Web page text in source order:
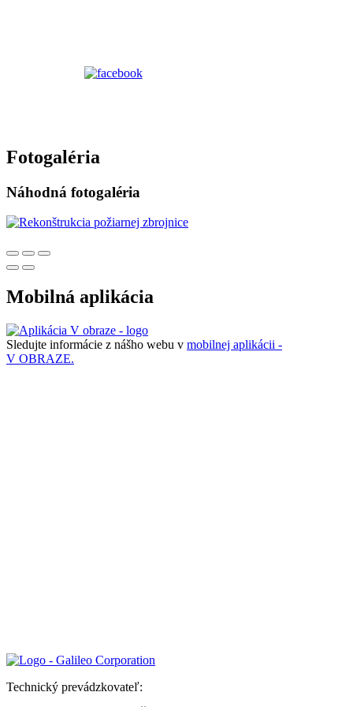
Fotogaléria
Náhodná fotogaléria
Mobilná aplikácia
Sledujte informácie z nášho webu v mobilnej aplikácii -
V OBRAZE.
Technický prevádzkovateľ: